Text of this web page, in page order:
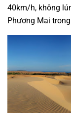
40km/h, không
Phương Mai